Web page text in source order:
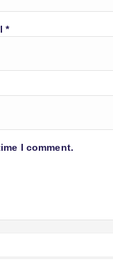
*
I comment.